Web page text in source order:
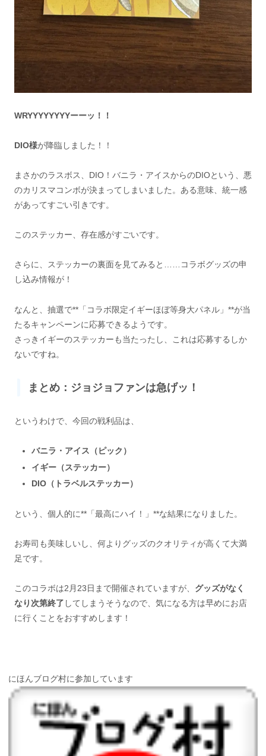
WRYYYYYYYYーーッ！！
DIO様が降臨しました！！
まさかのラスボス、DIO！バニラ・アイスからのDIOという、悪
のカリスマコンボが決まってしまいました。ある意味、統一感
があってすごい引きです。
このステッカー、存在感がすごいです。
さらに、ステッカーの裏面を見てみると……コラボグッズの申
し込み情報が！
なんと、抽選で**「コラボ限定イギーほぼ等身大パネル」**が当
たるキャンペーンに応募できるようです。
さっきイギーのステッカーも当たったし、これは応募するしか
ないですね。
まとめ：ジョジョファンは急げッ！
というわけで、今回の戦利品は、
バニラ・アイス（ピック）
イギー（ステッカー）
DIO（トラベルステッカー）
という、個人的に**「最高にハイ！」**な結果になりました。
お寿司も美味しいし、何よりグッズのクオリティが高くて大満
足です。
このコラボは2月23日まで開催されていますが、 グッズがなく
なり次第終了 してしまうそうなので、気になる方は早めにお店
に行くことをおすすめします！
にほんブログ村に参加しています